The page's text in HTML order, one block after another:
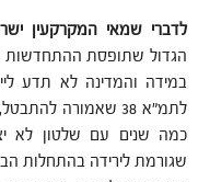
לדברי שמאי המקרקעין
הגדול שתופסת ההתחדשות
במידה והמדינה לא תדע
לתמ"א 38 שאמורה
כמה שנים עם שלטון לא
שגורמת לירידה בהתחלות